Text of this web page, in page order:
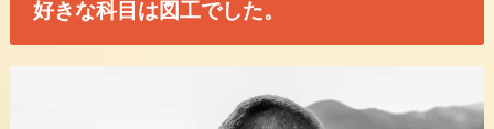
好きな科目は図工でした。